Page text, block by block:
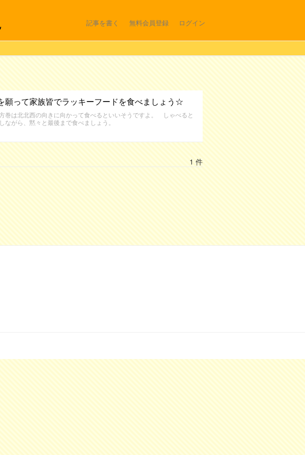
記事を書く 無料会員登録 ログイン
願って家族皆でラッキーフードを食べましょう☆
は北北西の向きに向かって食べるといいそうですよ。 しゃべると
ながら、黙々と最後まで食べましょう。
1 件